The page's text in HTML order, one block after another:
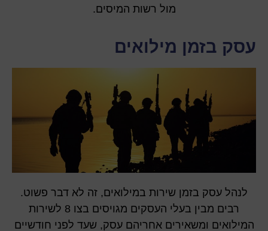
מול רשות המיסים.
עסק בזמן מילואים
לנהל עסק בזמן שירות במילואים, זה לא דבר פשוט.
רבים מבין בעלי העסקים מגויסים בצו 8 לשירות
המילואים ומשאירים אחריהם עסק, שעד לפני חודשיים